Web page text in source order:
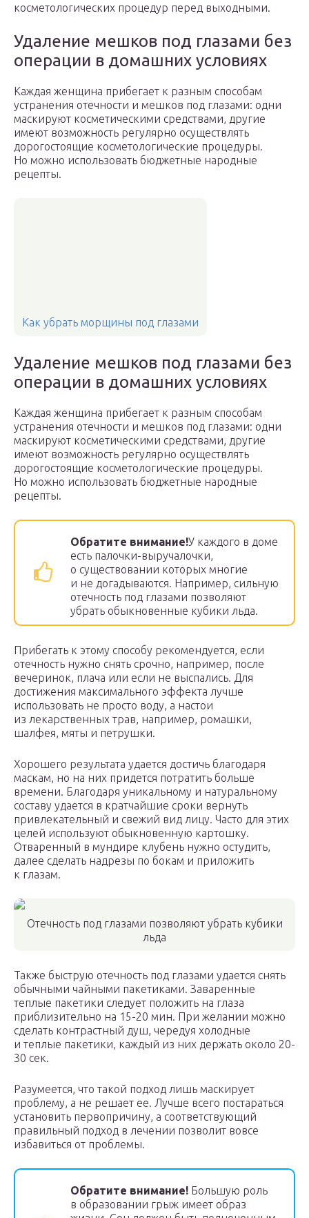
косметологических процедур перед выходными.
Удаление мешков под глазами без
операции в домашних условиях
Каждая женщина прибегает к разным способам
устранения отечности и мешков под глазами: одни
маскируют косметическими средствами, другие
имеют возможность регулярно осуществлять
дорогостоящие косметологические процедуры.
Но можно использовать бюджетные народные
рецепты.
Как убрать морщины под глазами
Удаление мешков под глазами без
операции в домашних условиях
Каждая женщина прибегает к разным способам
устранения отечности и мешков под глазами: одни
маскируют косметическими средствами, другие
имеют возможность регулярно осуществлять
дорогостоящие косметологические процедуры.
Но можно использовать бюджетные народные
рецепты.
Обратите внимание!У каждого в доме
есть палочки-выручалочки,
о существовании которых многие
и не догадываются. Например, сильную
отечность под глазами позволяют
убрать обыкновенные кубики льда.
Прибегать к этому способу рекомендуется, если
отечность нужно снять срочно, например, после
вечеринок, плача или если не выспались. Для
достижения максимального эффекта лучше
использовать не просто воду, а настои
из лекарственных трав, например, ромашки,
шалфея, мяты и петрушки.
Хорошего результата удается достичь благодаря
маскам, но на них придется потратить больше
времени. Благодаря уникальному и натуральному
составу удается в кратчайшие сроки вернуть
привлекательный и свежий вид лицу. Часто для этих
целей используют обыкновенную картошку.
Отваренный в мундире клубень нужно остудить,
далее сделать надрезы по бокам и приложить
к глазам.
Отечность под глазами позволяют убрать кубики
льда
Также быструю отечность под глазами удается снять
обычными чайными пакетиками. Заваренные
теплые пакетики следует положить на глаза
приблизительно на 15-20 мин. При желании можно
сделать контрастный душ, чередуя холодные
и теплые пакетики, каждый из них держать около 20-
30 сек.
Разумеется, что такой подход лишь маскирует
проблему, а не решает ее. Лучше всего постараться
установить первопричину, а соответствующий
правильный подход в лечении позволит вовсе
избавиться от проблемы.
Обратите внимание! Большую роль
в образовании грыж имеет образ